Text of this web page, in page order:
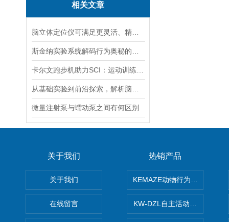
相关文章
微量注射泵与蠕动泵之间有何区别
关于我们
关于我们
在线留言
热销产品
KEMAZE动物行为学分析系统
KW-DZL自主活动转轮系统